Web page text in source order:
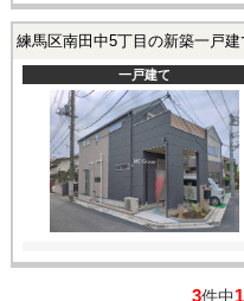
練馬区南田中5丁目の新築一戸建
一戸建て
3件中